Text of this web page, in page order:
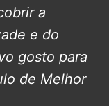
a
e do
gosto para
de Melhor